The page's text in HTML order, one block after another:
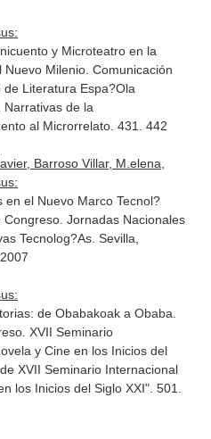
y Microteatro en la
Milenio. Comunicación
Literatura Espa?Ola
de la
al Microrrelato. 431. 442
Barroso Villar, M.elena,
en el Nuevo Marco Tecnol?
Jornadas Nacionales
Tecnolog?As. Sevilla,
de Obabakoak a Obaba.
XVII Seminario
y Cine en los Inicios del
XVII Seminario Internacional
los Inicios del Siglo XXI". 501.